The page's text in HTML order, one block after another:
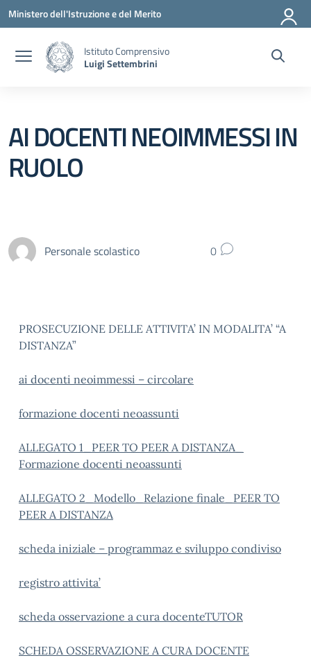
Vai ai contenuti
Vai al menu di navigazione
Vai al footer
Ministero dell'Istruzione e del Merito
Istituto Comprensivo
Luigi Settembrini
AI DOCENTI NEOIMMESSI IN
RUOLO
Personale scolastico 0
PROSECUZIONE DELLE ATTIVITA’ IN MODALITA’ “A
DISTANZA”
ai docenti neoimmessi – circolare
formazione docenti neoassunti
ALLEGATO 1_PEER TO PEER A DISTANZA_
Formazione docenti neoassunti
ALLEGATO 2_Modello_Relazione finale_PEER TO
PEER A DISTANZA
scheda iniziale – programmaz e sviluppo condiviso
registro attivita’
scheda osservazione a cura docenteTUTOR
SCHEDA OSSERVAZIONE A CURA DOCENTE